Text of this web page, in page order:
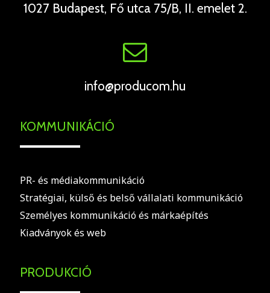
1027 Budapest, Fő utca 75/B, II. emelet 2.
info@producom.hu
KOMMUNIKÁCIÓ
PR- és médiakommunikáció
Stratégiai, külső és belső vállalati kommunikáció
Személyes kommunikáció és márkaépítés
Kiadványok és web
PRODUKCIÓ